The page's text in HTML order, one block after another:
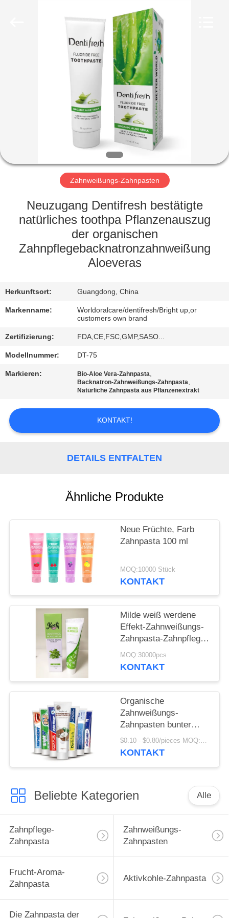
PRODUKTE
ÜBER
UNS
FABRIK-
AUSFLUG
QUALITÄTSKONTROLLE
SIE
MIT
UNS
IN
SIE
EIN
BESTIMMUNGEN
Zahnweißungs-Zahnpasten
Neuzugang Dentifresh bestätigte
natürliches toothpa Pflanzenauszug
der organischen
Zahnpflegebacknatronzahnweißung
Aloeveras
Herkunftsort: Guangdong, China
Markenname:
Worldoralcare/dentifresh/Bright up,or
customers own brand
Zertifizierung: FDA,CE,FSC,GMP,SASO...
Modellnummer: DT-75
Markieren: Bio-Aloe Vera-Zahnpasta,
Backnatron-Zahnweißungs-Zahnpasta,
Natürliche Zahnpasta aus Pflanzenextrakt
KONTAKT!
DETAILS ENTFALTEN
Ähnliche Produkte
Neue Früchte, Farb
Zahnpasta 100 ml
MOQ:10000 Stück
KONTAKT
Milde weiß werdene
Effekt-Zahnweißungs-
Zahnpasta-Zahnpflege
schreibt
zahnmedizinische
MOQ:30000pcs
KONTAKT
Organische
Zahnweißungs-
Zahnpasten bunter
Crystal Anti Cavity
SASO
$0.10 - $0.80/pieces MOQ:500 Stücke
KONTAKT
Beliebte Kategorien Alle
Zahnpflege-
Zahnpasta
Zahnweißungs-
Zahnpasten
Frucht-Aroma-
Zahnpasta
Aktivkohle-Zahnpasta
Die Zahnpasta der